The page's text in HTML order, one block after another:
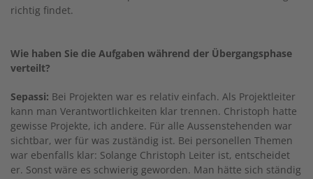
richtig findet.
Wie haben Sie die Aufgaben während der Übergangsphase
verteilt?
Sepassi: Bei Projekten war es relativ einfach. Als Projektleiter
kann man Verantwortlichkeiten klar trennen. Christoph hatte
gewisse Projekte, ich andere. Für alle Aussenstehenden war
sichtbar, wer für was zuständig ist. Bei personellen Themen
war ebenfalls klar: Solange Christoph Leiter ist, entscheidet
er. Sonst wäre es schwierig geworden. Man hätte sich ständig